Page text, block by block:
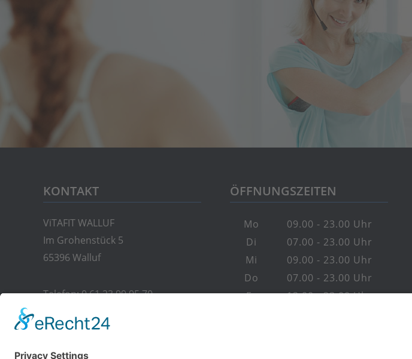
KONTAKT
ViTAFIT WALLUF
Im Grohenstück 5
65396 Walluf
Telefon:0 61 23 99 95 70
ÖFFNUNGSZEITEN
Mo
09.00 - 23.00 Uhr
Di
07.00 - 23.00 Uhr
Mi
09.00 - 23.00 Uhr
Do
07.00 - 23.00 Uhr
Fr
12.00 - 23.00 Uhr